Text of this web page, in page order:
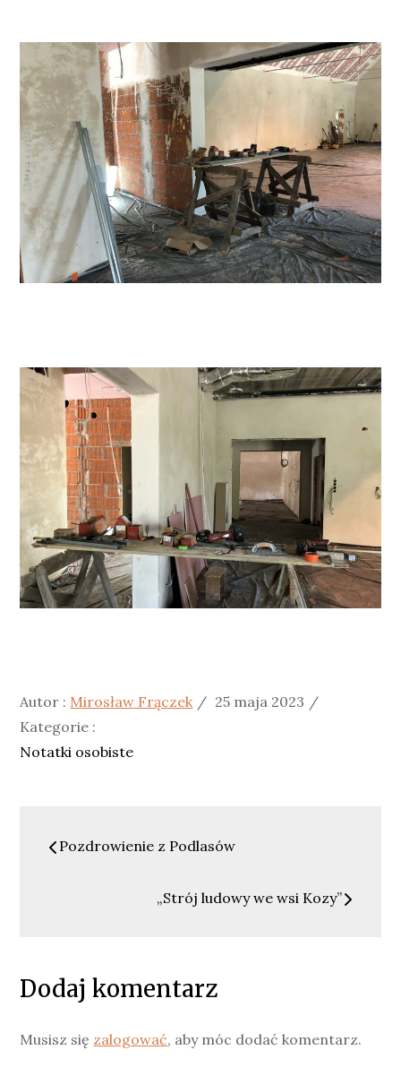
Autor : Mirosław Frączek
Posted
25 maja 2023
Kategorie :
Notatki osobiste
Nawigacja
Pozdrowienie z Podlasów
„Strój ludowy we wsi Kozy”
Dodaj komentarz
Musisz się zalogować, aby móc dodać komentarz.